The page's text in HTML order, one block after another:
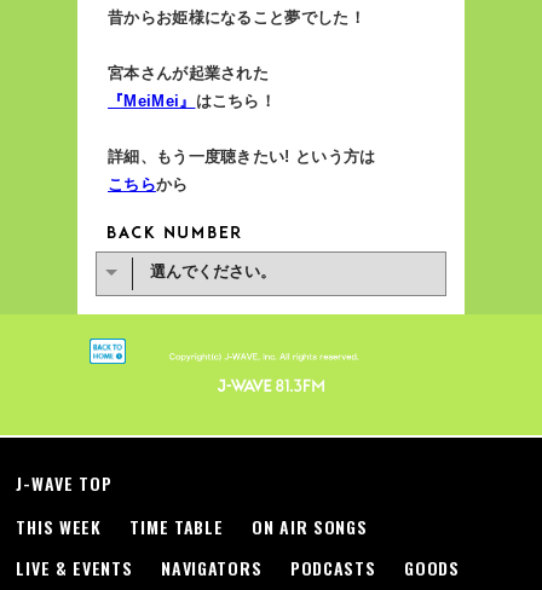
昔からお姫様になること夢でした！
宮本さんが起業された
『MeiMei』 はこちら！
詳細、もう一度聴きたい! という方は
こちらから
選んでください。
J-WAVE TOP
THIS WEEK
TIME TABLE
ON AIR SONGS
LIVE & EVENTS
NAVIGATORS PODCASTS GOODS